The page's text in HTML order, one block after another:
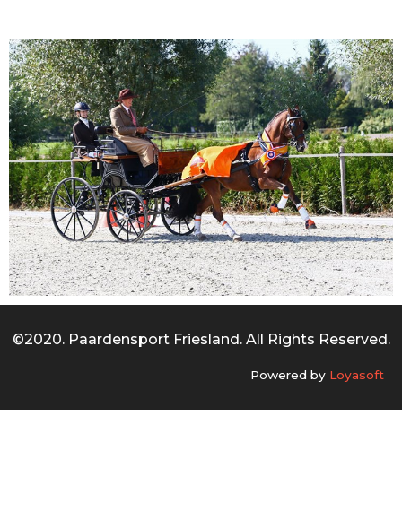
©2020. Paardensport Friesland. All Rights Reserved.
Powered by Loyasoft